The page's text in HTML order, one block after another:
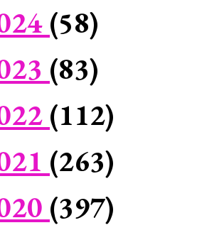
(58)
(83)
(112)
(263)
(397)